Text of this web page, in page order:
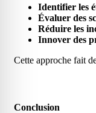
Identifier les
Évaluer des
Réduire les
Innover des
Cette approche fait
Conclusion